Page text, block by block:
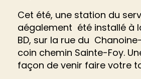
Cet été, une station du
aégalement été installé à
BD, sur la rue du
coin chemin Sainte-Foy.
façon de venir faire votre